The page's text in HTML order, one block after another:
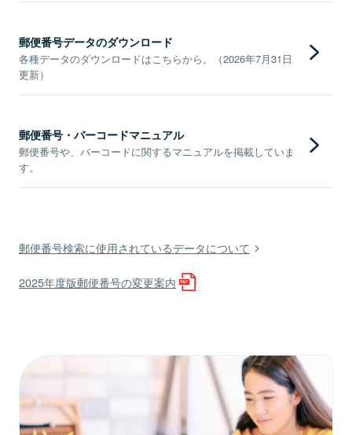
郵便番号データのダウンロード
各種データのダウンロードはこちらから。（2026年7月31日
更新）
郵便番号・バーコードマニュアル
郵便番号や、バーコードに関するマニュアルを掲載していま
す。
郵便番号検索に使用されているデータについて
2025年度版郵便番号の変更案内